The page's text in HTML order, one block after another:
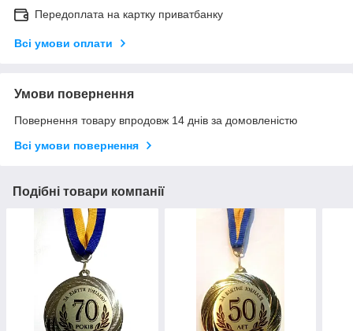
Передоплата на картку приватбанку
Всі умови оплати
Умови повернення
Повернення товару впродовж 14 днів за домовленістю
Всі умови повернення
Подібні товари компанії